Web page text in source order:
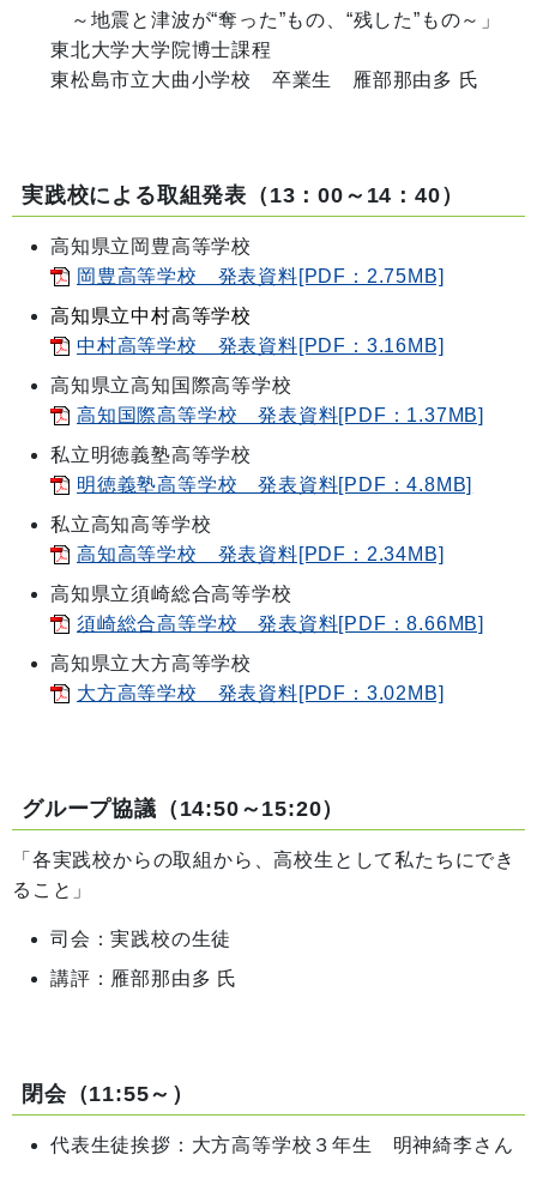
～地震と津波が“奪った”もの、“残した”もの～」
東北大学大学院博士課程
東松島市立大曲小学校 卒業生 雁部那由多 氏
実践校による取組発表（13：00～14：40）
高知県立岡豊高等学校
岡豊高等学校 発表資料[PDF：2.75MB]
高知県立中村高等学校
中村高等学校 発表資料[PDF：3.16MB]
高知県立高知国際高等学校
高知国際高等学校 発表資料[PDF：1.37MB]
私立明徳義塾高等学校
明徳義塾高等学校 発表資料[PDF：4.8MB]
私立高知高等学校
高知高等学校 発表資料[PDF：2.34MB]
高知県立須崎総合高等学校
須崎総合高等学校 発表資料[PDF：8.66MB]
高知県立大方高等学校
大方高等学校 発表資料[PDF：3.02MB]
グループ協議（14:50～15:20）
「各実践校からの取組から、高校生として私たちにでき
ること」
司会：実践校の生徒
講評：雁部那由多 氏
閉会（11:55～）
代表生徒挨拶：大方高等学校３年生 明神綺李さん